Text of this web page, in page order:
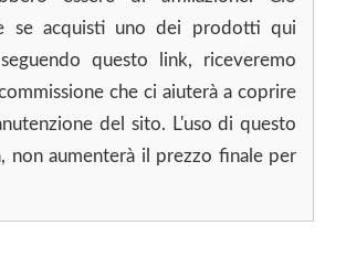
se acquisti uno dei prodotti qui
questo link, riceveremo
che ci aiuterà a coprire
del sito. L'uso di questo
non aumenterà il prezzo finale per